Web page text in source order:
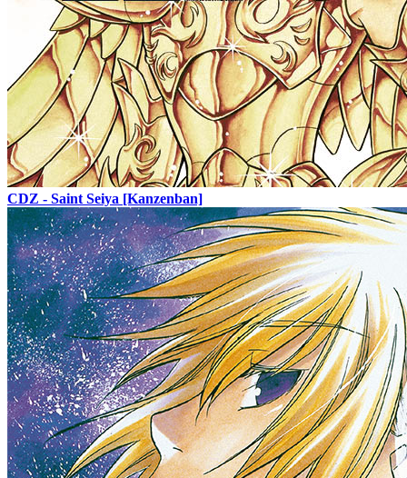
CDZ - Saint Seiya [Kanzenban]